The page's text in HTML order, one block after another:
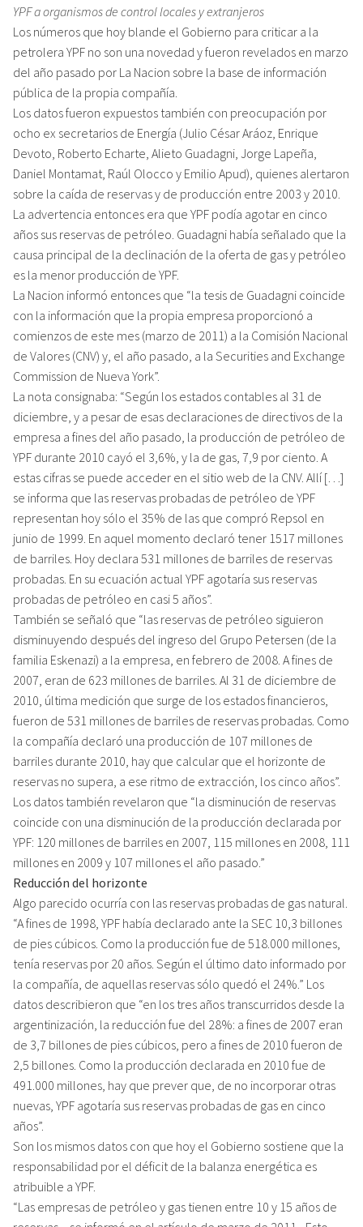
YPF a organismos de control locales y extranjeros
Los números que hoy blande el Gobierno para criticar a la
petrolera YPF no son una novedad y fueron revelados en marzo
del año pasado por La Nacion sobre la base de información
pública de la propia compañía.
Los datos fueron expuestos también con preocupación por
ocho ex secretarios de Energía (Julio César Aráoz, Enrique
Devoto, Roberto Echarte, Alieto Guadagni, Jorge Lapeña,
Daniel Montamat, Raúl Olocco y Emilio Apud), quienes alertaron
sobre la caída de reservas y de producción entre 2003 y 2010.
La advertencia entonces era que YPF podía agotar en cinco
años sus reservas de petróleo. Guadagni había señalado que la
causa principal de la declinación de la oferta de gas y petróleo
es la menor producción de YPF.
La Nacion informó entonces que “la tesis de Guadagni coincide
con la información que la propia empresa proporcionó a
comienzos de este mes (marzo de 2011) a la Comisión Nacional
de Valores (CNV) y, el año pasado, a la Securities and Exchange
Commission de Nueva York”.
La nota consignaba: “Según los estados contables al 31 de
diciembre, y a pesar de esas declaraciones de directivos de la
empresa a fines del año pasado, la producción de petróleo de
YPF durante 2010 cayó el 3,6%, y la de gas, 7,9 por ciento. A
estas cifras se puede acceder en el sitio web de la CNV. Allí […]
se informa que las reservas probadas de petróleo de YPF
representan hoy sólo el 35% de las que compró Repsol en
junio de 1999. En aquel momento declaró tener 1517 millones
de barriles. Hoy declara 531 millones de barriles de reservas
probadas. En su ecuación actual YPF agotaría sus reservas
probadas de petróleo en casi 5 años”.
También se señaló que “las reservas de petróleo siguieron
disminuyendo después del ingreso del Grupo Petersen (de la
familia Eskenazi) a la empresa, en febrero de 2008. A fines de
2007, eran de 623 millones de barriles. Al 31 de diciembre de
2010, última medición que surge de los estados financieros,
fueron de 531 millones de barriles de reservas probadas. Como
la compañía declaró una producción de 107 millones de
barriles durante 2010, hay que calcular que el horizonte de
reservas no supera, a ese ritmo de extracción, los cinco años”.
Los datos también revelaron que “la disminución de reservas
coincide con una disminución de la producción declarada por
YPF: 120 millones de barriles en 2007, 115 millones en 2008, 111
millones en 2009 y 107 millones el año pasado.”
Reducción del horizonte
Algo parecido ocurría con las reservas probadas de gas natural.
“A fines de 1998, YPF había declarado ante la SEC 10,3 billones
de pies cúbicos. Como la producción fue de 518.000 millones,
tenía reservas por 20 años. Según el último dato informado por
la compañía, de aquellas reservas sólo quedó el 24%.” Los
datos describieron que “en los tres años transcurridos desde la
argentinización, la reducción fue del 28%: a fines de 2007 eran
de 3,7 billones de pies cúbicos, pero a fines de 2010 fueron de
2,5 billones. Como la producción declarada en 2010 fue de
491.000 millones, hay que prever que, de no incorporar otras
nuevas, YPF agotaría sus reservas probadas de gas en cinco
años”.
Son los mismos datos con que hoy el Gobierno sostiene que la
responsabilidad por el déficit de la balanza energética es
atribuible a YPF.
“Las empresas de petróleo y gas tienen entre 10 y 15 años de